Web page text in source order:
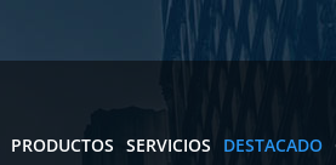
PRODUCTOS SERVICIOS DESTACADO